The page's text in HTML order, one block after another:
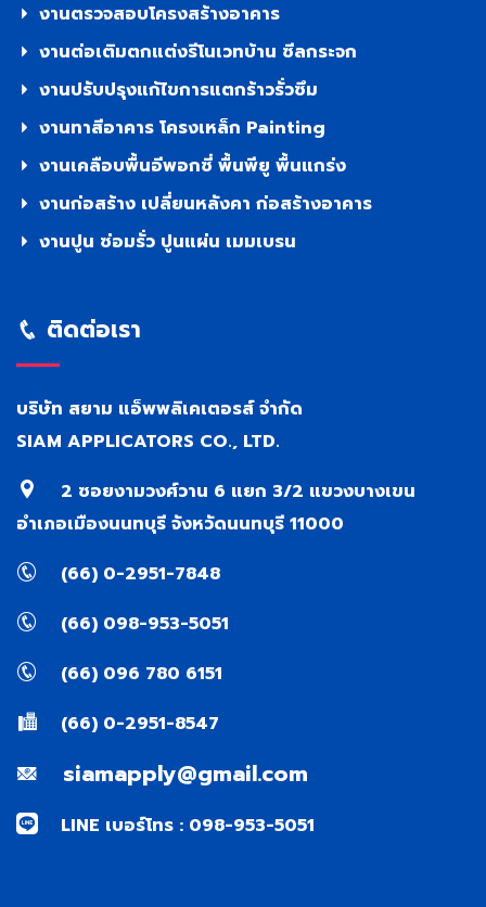
งานตรวจสอบโครงสร้างอาคาร
งานต่อเติมตกแต่งรีโนเวทบ้าน ซีลกระจก
งานปรับปรุงแก้ไขการแตกร้าวรั่วซึม
งานทาสีอาคาร โครงเหล็ก Painting
งานเคลือบพื้นอีพอกซี่ พื้นพียู พื้นแกร่ง
งานก่อสร้าง เปลี่ยนหลังคา ก่อสร้างอาคาร
งานปูน ซ่อมรั่ว ปูนแผ่น เมมเบรน
ติดต่อเรา
บริษัท สยาม แอ็พพลิเคเตอรส์ จำกัด
SIAM APPLICATORS CO., LTD.
2 ซอยงามวงศ์วาน 6 แยก 3/2 แขวงบางเขน
อำเภอเมืองนนทบุรี จังหวัดนนทบุรี 11000
(66) 0-2951-7848
(66) 098-953-5051
(66) 096 780 6151
(66) 0-2951-8547
siamapply@gmail.com
LINE เบอร์โทร : 098-953-5051